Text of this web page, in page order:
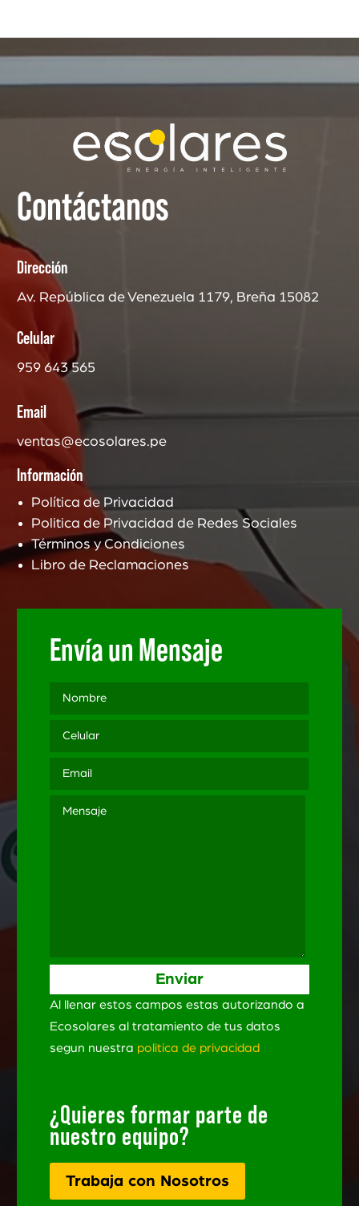
Contáctanos
Dirección
Av. República de Venezuela 1179, Breña 15082
Celular
959 643 565
Email
ventas@ecosolares.pe
Información
Política de Privacidad
Politica de Privacidad de Redes Sociales
Términos y Condiciones
Libro de Reclamaciones
Envía un Mensaje
Al llenar estos campos estas autorizando a
Ecosolares al tratamiento de tus datos
segun nuestra politica de privacidad
¿Quieres formar parte de
nuestro equipo?
Trabaja con Nosotros